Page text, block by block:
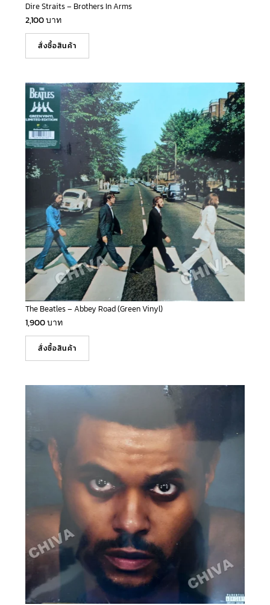
Dire Straits – Brothers In Arms
2,100บาท
สั่งซื้อสินค้า
The Beatles – Abbey Road (Green Vinyl)
1,900บาท
สั่งซื้อสินค้า